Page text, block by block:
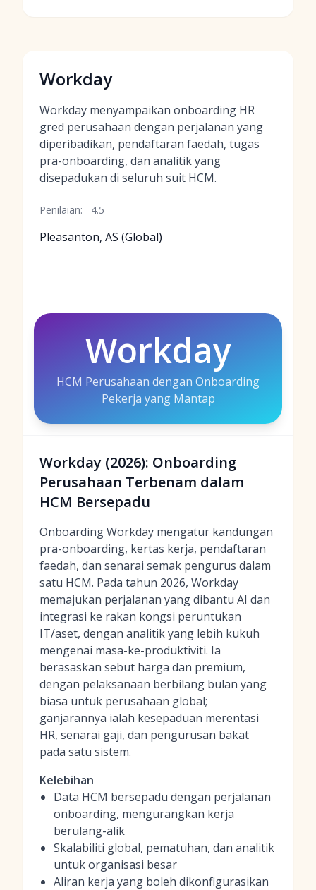
Workday
Workday menyampaikan onboarding HR
gred perusahaan dengan perjalanan yang
diperibadikan, pendaftaran faedah, tugas
pra-onboarding, dan analitik yang
disepadukan di seluruh suit HCM.
Penilaian: 4.5
Pleasanton, AS (Global)
Workday
HCM Perusahaan dengan Onboarding
Pekerja yang Mantap
Workday (2026): Onboarding
Perusahaan Terbenam dalam
HCM Bersepadu
Onboarding Workday mengatur kandungan
pra-onboarding, kertas kerja, pendaftaran
faedah, dan senarai semak pengurus dalam
satu HCM. Pada tahun 2026, Workday
memajukan perjalanan yang dibantu AI dan
integrasi ke rakan kongsi peruntukan
IT/aset, dengan analitik yang lebih kukuh
mengenai masa-ke-produktiviti. Ia
berasaskan sebut harga dan premium,
dengan pelaksanaan berbilang bulan yang
biasa untuk perusahaan global;
ganjarannya ialah kesepaduan merentasi
HR, senarai gaji, dan pengurusan bakat
pada satu sistem.
Kelebihan
Data HCM bersepadu dengan perjalanan
onboarding, mengurangkan kerja
berulang-alik
Skalabiliti global, pematuhan, dan analitik
untuk organisasi besar
Aliran kerja yang boleh dikonfigurasikan